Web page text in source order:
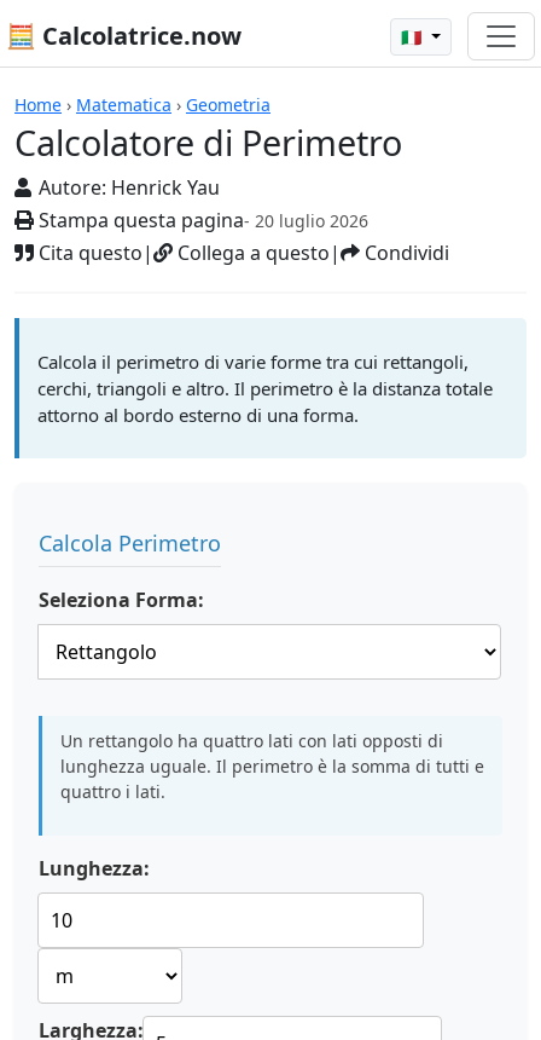
🧮 Calcolatrice.now 🇮🇹
Home › Matematica › Geometria
Calcolatore di Perimetro
Autore: Henrick Yau
Stampa questa pagina- 20 luglio 2026
Cita questo| Collega a questo| Condividi
Calcolatrici
Calcola il perimetro di varie forme tra cui rettangoli,
cerchi, triangoli e altro. Il perimetro è la distanza totale
attorno al bordo esterno di una forma.
Calcola Perimetro
Seleziona Forma:
Un rettangolo ha quattro lati con lati opposti di
lunghezza uguale. Il perimetro è la somma di tutti e
quattro i lati.
Lunghezza:
Larghezza: